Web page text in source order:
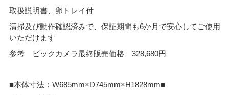
取扱説明書、卵トレイ付
清掃及び動作確認済みで、保証期間も6か月で安心してご使用
いただけます
参考 ビックカメラ最終販売価格 328,680円
■本体寸法：W685mm×D745mm×H1828mm■